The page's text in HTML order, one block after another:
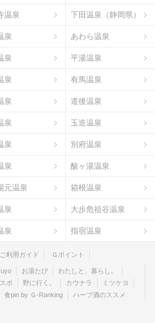
温泉 下田温泉（静岡県）
泉 あわら温泉
泉 平湯温泉
泉 有馬温泉
泉 道後温泉
泉 玉造温泉
泉 別府温泉
泉 酸ヶ湯温泉
元温泉 箱根温泉
泉 大歩危祖谷温泉
泉 指宿温泉
ご利用ガイド Ｇポイント
お湯たび
わたしと、暮らし。
ポ 野に行く。 カウナラ
ミツケヨ
食pin by Ｇ-Ranking ハーブ酒のススメ